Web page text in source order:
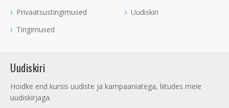
Privaatsustingimused
Tingimused
Uudiskiri
Uudiskiri
Hoidke end kursis uudiste ja kampaaniatega, liitudes meie
uudiskirjaga.